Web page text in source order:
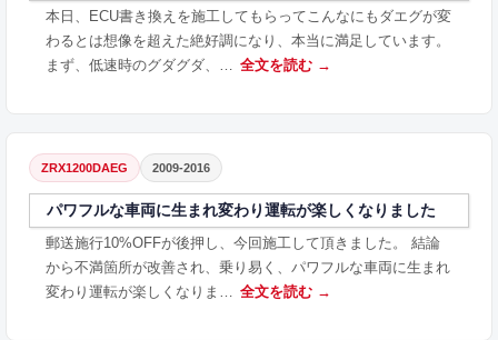
本日、ECU書き換えを施工してもらってこんなにもダエグが変
わるとは想像を超えた絶好調になり、本当に満足しています。
まず、低速時のグダグダ、…
全文を読む →
ZRX1200DAEG 2009-2016
パワフルな車両に生まれ変わり運転が楽しくなりました
郵送施行10%OFFが後押し、今回施工して頂きました。 結論
から不満箇所が改善され、乗り易く、パワフルな車両に生まれ
変わり運転が楽しくなりま…
全文を読む →